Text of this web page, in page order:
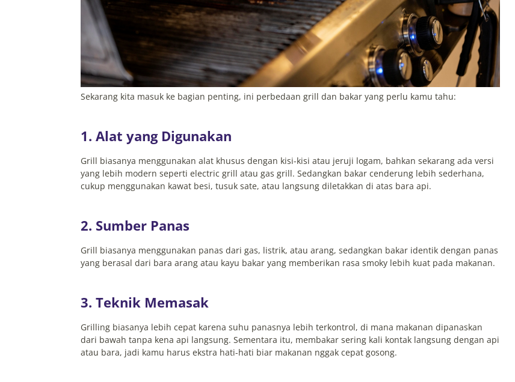
Sekarang kita masuk ke bagian penting, ini perbedaan grill dan bakar yang perlu kamu tahu:
1. Alat yang Digunakan
Grill biasanya menggunakan alat khusus dengan kisi-kisi atau jeruji logam, bahkan sekarang ada versi
yang lebih modern seperti electric grill atau gas grill. Sedangkan bakar cenderung lebih sederhana,
cukup menggunakan kawat besi, tusuk sate, atau langsung diletakkan di atas bara api.
2. Sumber Panas
Grill biasanya menggunakan panas dari gas, listrik, atau arang, sedangkan bakar identik dengan panas
yang berasal dari bara arang atau kayu bakar yang memberikan rasa smoky lebih kuat pada makanan.
3. Teknik Memasak
Grilling biasanya lebih cepat karena suhu panasnya lebih terkontrol, di mana makanan dipanaskan
dari bawah tanpa kena api langsung. Sementara itu, membakar sering kali kontak langsung dengan api
atau bara, jadi kamu harus ekstra hati-hati biar makanan nggak cepat gosong.